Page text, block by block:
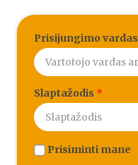
Prisijungimo vardas
Slaptažodis *
Prisiminti mane